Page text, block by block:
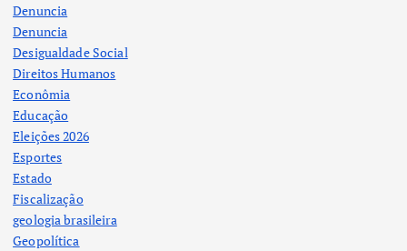
Denuncia
Denuncia
Desigualdade Social
Direitos Humanos
Econômia
Educação
Eleições 2026
Esportes
Estado
Fiscalização
geologia brasileira
Geopolítica